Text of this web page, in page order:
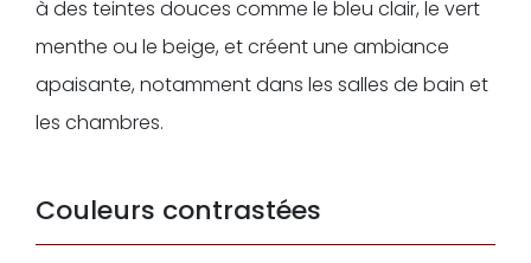
à des teintes douces comme le bleu clair, le vert
menthe ou le beige, et créent une ambiance
apaisante, notamment dans les salles de bain et
les chambres.
Couleurs contrastées